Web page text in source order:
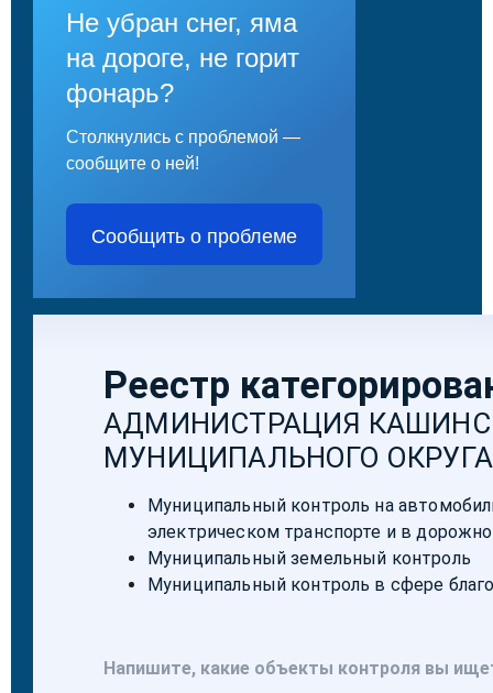
Не убран снег, яма
на дороге, не горит
фонарь?
Столкнулись с проблемой —
сообщите о ней!
Сообщить о проблеме